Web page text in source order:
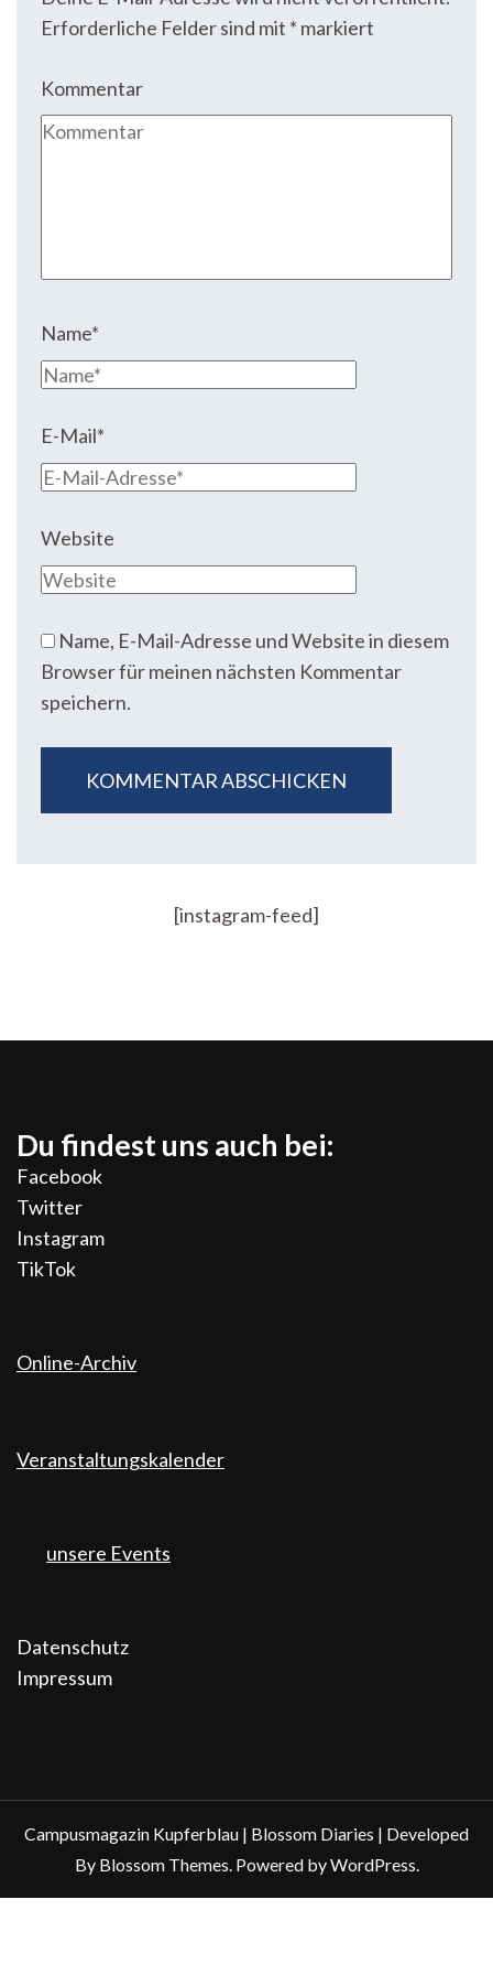
Erforderliche Felder sind mit * markiert
Kommentar
Name*
E-Mail*
Website
Name, E-Mail-Adresse und Website in diesem
Browser für meinen nächsten Kommentar
speichern.
[instagram-feed]
Du findest uns auch bei:
Facebook
Twitter
Instagram
TikTok
Online-Archiv
Veranstaltungskalender
unsere Events
Datenschutz
Impressum
Campusmagazin Kupferblau | Blossom Diaries | Developed
By Blossom Themes. Powered byWordPress.